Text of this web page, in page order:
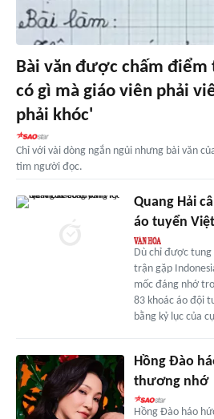
Bài văn được chấm điểm
có gì mà giáo viên phải
phải khóc'
Chỉ với vài dòng ngắn ngủi nhưng bài văn
tim người đọc.
Quang Hải
áo tuyển
Dù chỉ được tung
trận gặp
mốc đáng nhớ
83 khoác áo đội
bằng kỷ lục của
Hồng Đào
thương nhớ
Hồng Đào háo